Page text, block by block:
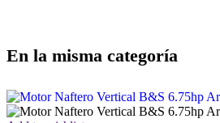
En la misma categoría